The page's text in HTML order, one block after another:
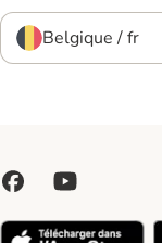
Belgique / fr